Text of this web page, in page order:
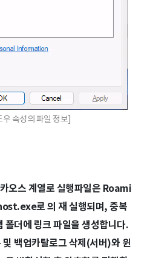
속성의 파일 정보]
오스 계열로 실행파일은 Roami
로 의 재 실행되며, 중복
폴더에 링크 파일을 생성합니다.
백업카탈로그 삭제(서버)와 윈